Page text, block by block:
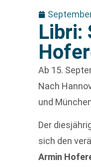
Libri:
Ab 15.
Nach
und
Der
sich den
Armin